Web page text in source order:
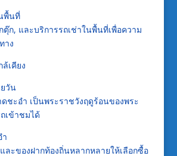
พื้นที่
ก, และบริการรถเช่าในพื้นที่เพื่อความ
าง
เคียง
วัน
ชะอำ เป็นพระราชวังฤดูร้อนของพระ
เข้าชมได้
ละของฝากท้องถิ่นหลากหลายให้เลือกซื้อ